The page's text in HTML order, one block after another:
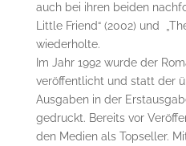
auch bei ihren beiden
Little Friend“ (2002) und
wiederholte.
Im Jahr 1992 wurde der
veröffentlicht und statt der
Ausgaben in der
gedruckt. Bereits vor
den Medien als Topseller.